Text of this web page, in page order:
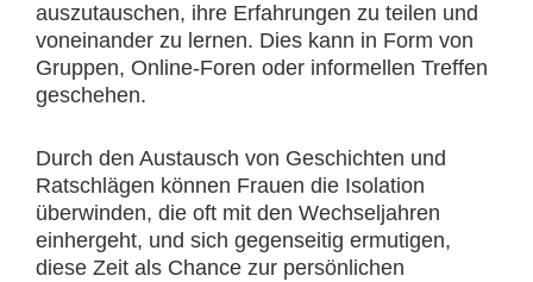
auszutauschen, ihre Erfahrungen zu teilen und
voneinander zu lernen. Dies kann in Form von
Gruppen, Online-Foren oder informellen Treffen
geschehen.
Durch den Austausch von Geschichten und
Ratschlägen können Frauen die Isolation
überwinden, die oft mit den Wechseljahren
einhergeht, und sich gegenseitig ermutigen,
diese Zeit als Chance zur persönlichen